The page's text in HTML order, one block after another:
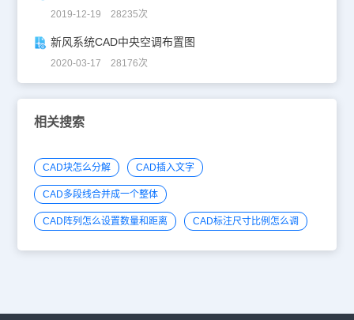
2019-12-19 28235次
新风系统CAD中央空调布置图
2020-03-17 28176次
相关搜索
CAD块怎么分解 CAD插入文字
CAD多段线合并成一个整体
CAD阵列怎么设置数量和距离 CAD标注尺寸比例怎么调